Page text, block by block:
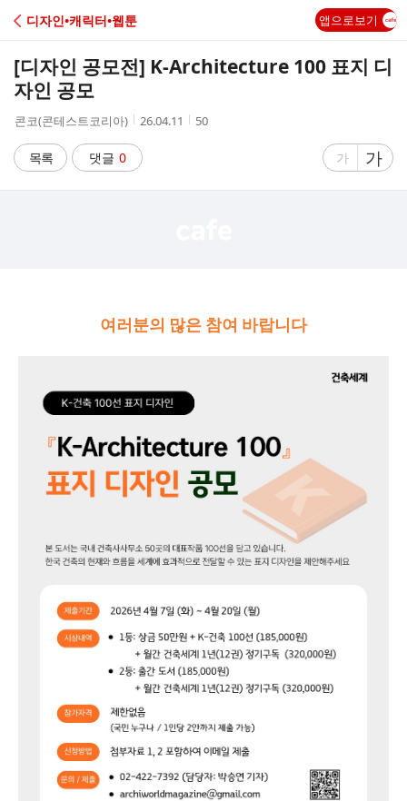
C
A
디자인•캐릭터•웹툰 앱으로보기
[디자인 공모전] K-Architecture 100 표지 디
자인 공모
작
자
콘코(콘테스트코리아)
작
시
간
26.04.11
조
50
목록 댓글 0
글
가
글
자
가
여러분의 많은 참여 바랍니다